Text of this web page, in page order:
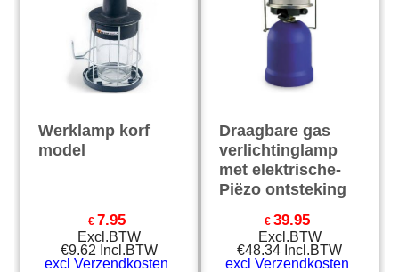
Werklamp korf
model
€ 7.95
Excl.BTW
€9.62 Incl.BTW
excl Verzendkosten
Draagbare gas
verlichtinglamp
met elektrische-
Piëzo ontsteking
€ 39.95
Excl.BTW
€48.34 Incl.BTW
excl Verzendkosten